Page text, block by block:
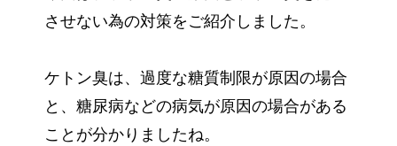
させない為の対策をご紹介しました。
ケトン臭は、過度な糖質制限が原因の場合
と、糖尿病などの病気が原因の場合がある
ことが分かりましたね。